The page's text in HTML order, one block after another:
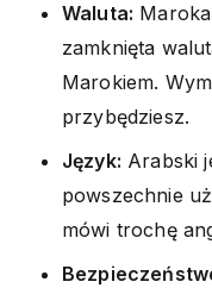
Waluta:
zamknięta
Marokiem.
przybędziesz.
Język: Arabski
powszechnie
mówi trochę